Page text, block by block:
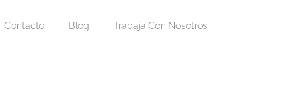
Contacto Blog Trabaja Con Nosotros